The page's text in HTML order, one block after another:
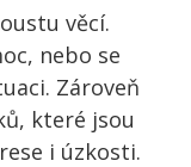
věcí.
nebo se
Zároveň
které jsou
i úzkosti.